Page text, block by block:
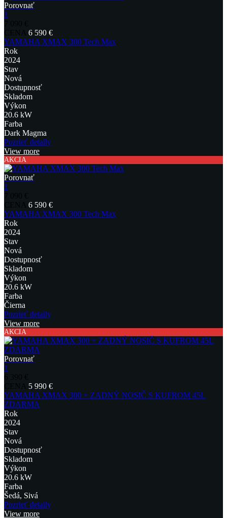
Porovnať
1
6 590 €
YAMAHA XMAX 300 Tech Max
Rok
2024
Stav
Nová
Dostupnosť
Skladom
Výkon
20.6 kW
Farba
Dark Magma
Pozrieť detaily
View more
AKCIA
Porovnať
1
6 590 €
YAMAHA XMAX 300 Tech Max
Rok
2024
Stav
Nová
Dostupnosť
Skladom
Výkon
20.6 kW
Farba
Čierna
Pozrieť detaily
View more
AKCIA
Porovnať
1
5 990 €
YAMAHA XMAX 300 + ZADNÝ NOSIČ S KUFROM 45L
ZDARMA
Rok
2024
Stav
Nová
Dostupnosť
Skladom
Výkon
20.6 kW
Farba
Šedá, Sivá
Pozrieť detaily
View more